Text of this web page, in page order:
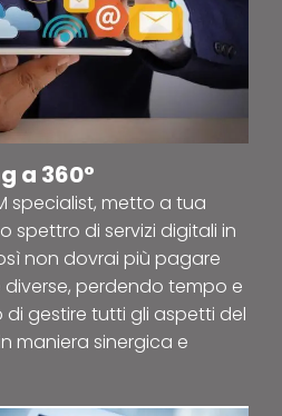
a 360°
specialist, metto a tua
spettro di servizi digitali in
non dovrai più pagare
perdendo tempo e
di gestire tutti gli aspetti del
maniera sinergica e